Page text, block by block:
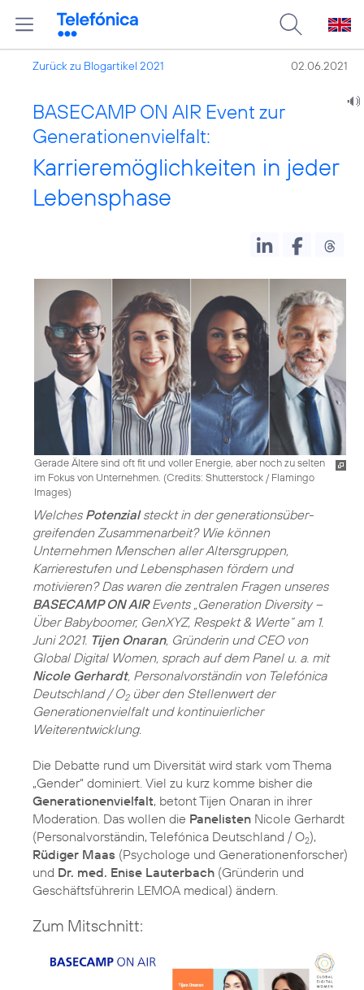
Zurück zu Blogartikel 2021 02.06.2021
BASECAMP ON AIR Event zur
Generationenvielfalt:
Karrieremöglichkeiten in jeder
Lebensphase
Gerade Ältere sind oft fit und voller Energie, aber noch zu selten
im Fokus von Unternehmen. (Credits: Shutterstock / Flamingo
Images)
Welches Potenzialsteckt in der generations­über­
greifenden Zusammenarbeit? Wie können
Unternehmen Menschen aller Altersgruppen,
Karrierestufen und Lebensphasen fördern und
motivieren? Das waren die zentralen Fragen unseres
BASECAMP ON AIREvents „Generation Diversity –
Über Babyboomer, GenXYZ, Respekt & Werte“ am 1.
Juni 2021. Tijen Onaran, Gründerin und CEO von
Global Digital Women, sprach auf dem Panel u. a. mit
Nicole Gerhardt, Personalvorständin von Telefónica
Deutschland / O2über den Stellenwert der
Generationenvielfalt und kontinuierlicher
Weiterentwicklung.
Die Debatte rund um Diversität wird stark vom Thema
„Gender“ dominiert. Viel zu kurz komme bisher die
Generationenvielfalt, betont Tijen Onaran in ihrer
Moderation. Das wollen die Panelisten Nicole Gerhardt
(Personalvorständin, Telefónica Deutschland / O2),
Rüdiger Maas (Psychologe und Generationenforscher)
und Dr. med. Enise Lauterbach (Gründerin und
Geschäftsführerin LEMOA medical) ändern.
Zum Mitschnitt: